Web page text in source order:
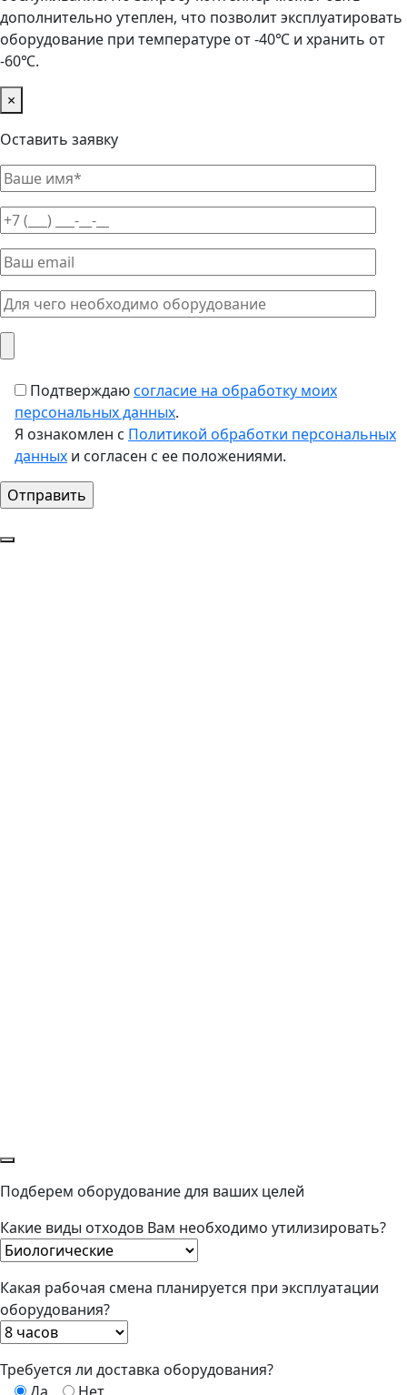
дополнительно утеплен, что позволит эксплуатировать
оборудование при температуре от -40℃ и хранить от
-60℃.
×
Оставить заявку
Подтверждаюсогласие на обработку моих
персональных данных.
Я ознакомлен с Политикой обработки персональных
данных и согласен с ее положениями.
Подберем оборудование для ваших целей
Какие виды отходов Вам необходимо утилизировать?
Какая рабочая смена планируется при эксплуатации
оборудования?
Требуется ли доставка оборудования?
Да
Нет